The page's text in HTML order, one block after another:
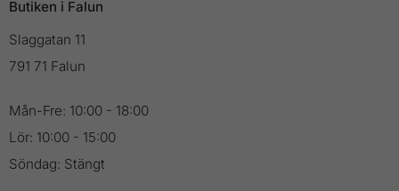
Butiken i Falun
Slaggatan 11
791 71 Falun
Mån-Fre: 10:00 - 18:00
Lör: 10:00 - 15:00
Söndag: Stängt